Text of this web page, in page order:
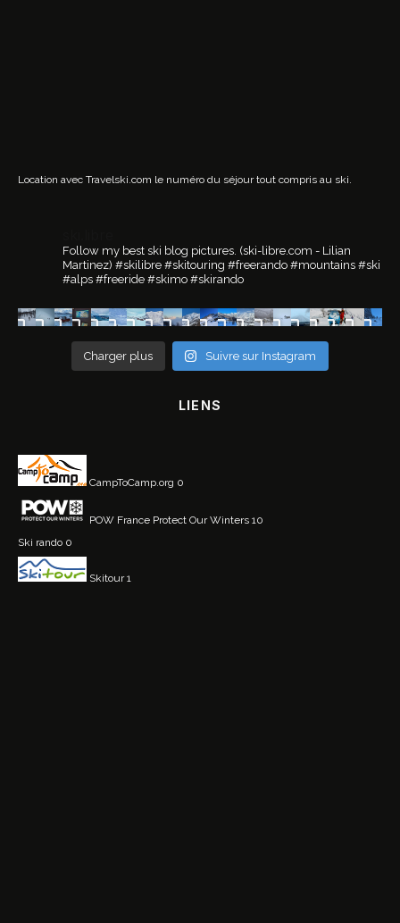
Location avec Travelski.com le numéro du séjour tout compris au ski.
Follow my best ski blog pictures. (ski-libre.com - Lilian
Martinez) #skilibre #skitouring #freerando #mountains #ski
#alps #freeride #skimo #skirando
Charger plus Suivre sur Instagram
LIENS
CampToCamp.org 0
POW France Protect Our Winters 10
Ski rando 0
Skitour1